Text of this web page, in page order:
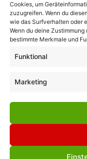
Cookies, um
zuzugreifen. Wenn du
wie das Surfverhalten oder
Wenn du deine
bestimmte Merkmale und
Funktional
Marketing
Impressum